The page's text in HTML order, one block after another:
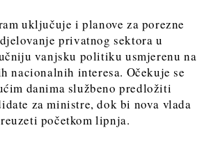
uključuje i planove za porezne
privatnog sektora u
vanjsku politiku usmjerenu na
nacionalnih interesa. Očekuje se
danima službeno predložiti
za ministre, dok bi nova vlada
početkom lipnja.